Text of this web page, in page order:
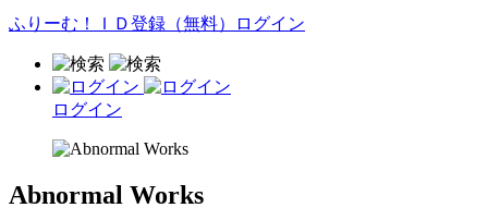
ふりーむ！ＩＤ登録（無料） ログイン
ログイン
Abnormal Works